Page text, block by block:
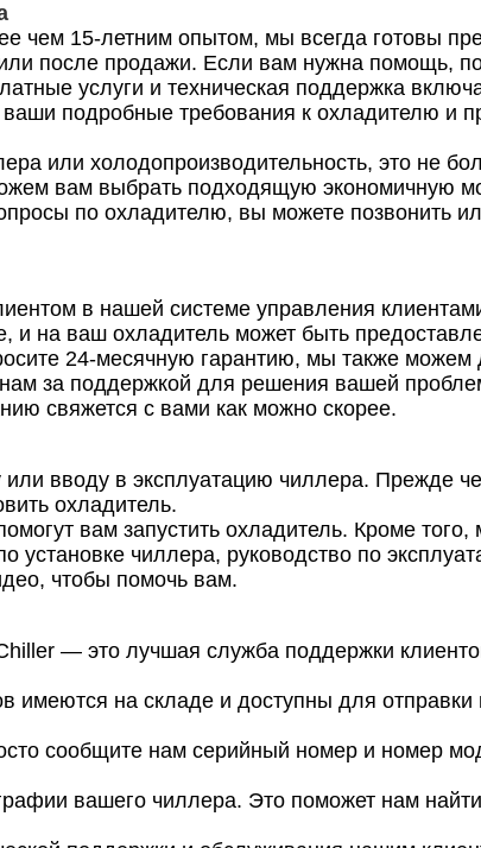
чем 15-летним опытом, мы всегда готовы
после продажи. Если вам нужна помощь,
услуги и техническая поддержка
подробные требования к охладителю и
или холодопроизводительность, это не
вам выбрать подходящую экономичную
по охладителю, вы можете позвонить
в нашей системе управления
на ваш охладитель может быть
24-месячную гарантию, мы также можем
за поддержкой для решения вашей
свяжется с вами как можно скорее.
вводу в эксплуатацию чиллера. Прежде
охладитель.
вам запустить охладитель. Кроме
чиллера, руководство по
чтобы помочь вам.
— это лучшая служба поддержки
имеются на складе и доступны для
сообщите нам серийный номер и номер
вашего чиллера. Это поможет нам